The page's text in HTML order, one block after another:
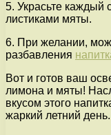
5. Украсьте каждый
листиками мяты.
6. При желании,
разбавления
Вот и готов ваш
лимона и мяты!
вкусом этого
жаркий летний день.